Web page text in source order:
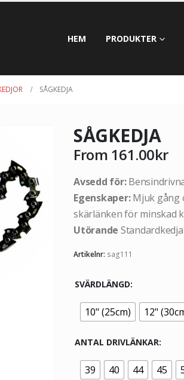
HEM PRODUKTER
SÅGKEDJA
SÅGKEDJA
From 161.00kr
Avsedd för:
Egenskaper:Mjuk gång
skärlänken för minskad
Utörande
Artikelnr: sag111
SVÄRDLÄNGD
10" (25cm) 12"
ANTAL DRIVLÄNKAR
39 40 44 45